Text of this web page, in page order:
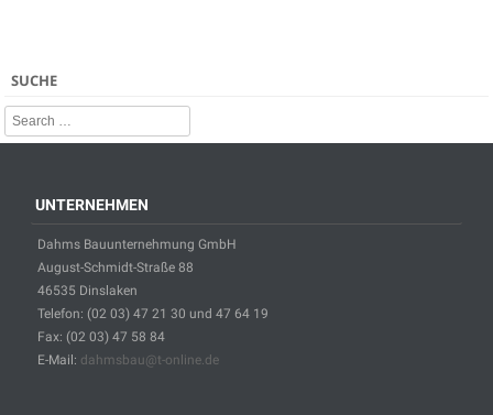
SUCHE
Search
UNTERNEHMEN
Dahms Bauunternehmung GmbH
August-Schmidt-Straße 88
46535 Dinslaken
Telefon: (02 03) 47 21 30 und 47 64 19
Fax: (02 03) 47 58 84
E-Mail: dahmsbau@t-online.de